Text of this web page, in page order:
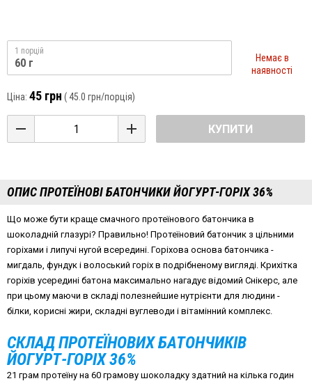
1 порцій
60 г
Немає в
наявності
Ціна: 45 грн (45.0 грн/порція)
КУПИТИ
ОПИС ПРОТЕЇНОВІ БАТОНЧИКИ ЙОГУРТ-ГОРІХ 36%
Що може бути краще смачного протеїнового батончика в
шоколадній глазурі? Правильно! Протеїновий батончик з цільними
горіхами і липучі нугой всередині. Горіхова основа батончика -
мигдаль, фундук і волоський горіх в подрібненому вигляді. Крихітка
горіхів усередині батона максимально нагадує відомий Снікерс, але
при цьому маючи в складі полезнейшие нутрієнти для людини -
білки, корисні жири, складні вуглеводи і вітамінний комплекс.
СКЛАД ПРОТЕЇНОВИХ БАТОНЧИКІВ
ЙОГУРТ-ГОРІХ 36%
21 грам протеїну на 60 грамову шоколадку здатний на кілька годин